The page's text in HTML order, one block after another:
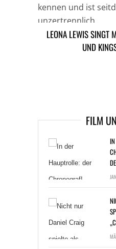
kennen und ist
unzertrennlich.
KATY PERRY
50 CENT:
LEONA LEWIS SINGT
UND
FILM